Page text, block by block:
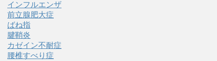
インフルエンザ
前立腺肥大症
ばね指
腱鞘炎
カゼイン不耐症
腰椎すべり症